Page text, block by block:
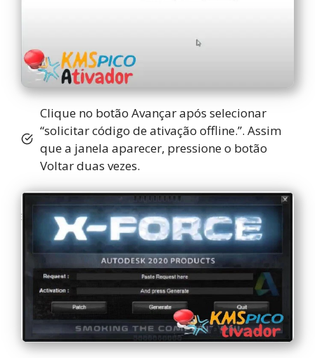
Clique no botão Avançar após selecionar
“solicitar código de ativação offline.”. Assim
que a janela aparecer, pressione o botão
Voltar duas vezes.